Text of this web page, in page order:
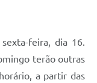
feira, dia 16.
terão outras
a partir das